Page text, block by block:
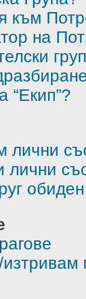
към
на
“Екип”?
лични
лични